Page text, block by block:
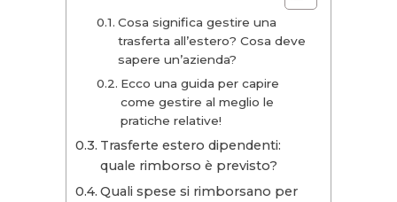
Cosa significa gestire una
trasferta all’estero? Cosa deve
sapere un’azienda?
Ecco una guida per capire
come gestire al meglio le
pratiche relative!
Trasferte estero dipendenti:
quale rimborso è previsto?
Quali spese si rimborsano per